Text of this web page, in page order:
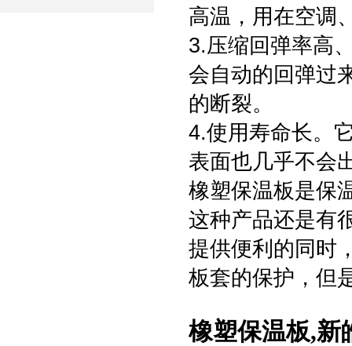
高温，用在空调
3.压缩回弹率高
会自动的回弹过
的断裂。
4.使用寿命长。
表面也几乎不会
橡塑保温板是保
这种产品还是有
提供便利的同时
板套的保护，但
橡塑保温板,新